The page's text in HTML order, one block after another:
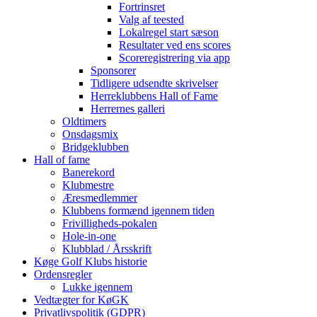
Fortrinsret
Valg af teested
Lokalregel start sæson
Resultater ved ens scores
Scoreregistrering via app
Sponsorer
Tidligere udsendte skrivelser
Herreklubbens Hall of Fame
Herrernes galleri
Oldtimers
Onsdagsmix
Bridgeklubben
Hall of fame
Banerekord
Klubmestre
Æresmedlemmer
Klubbens formænd igennem tiden
Frivilligheds-pokalen
Hole-in-one
Klubblad / Årsskrift
Køge Golf Klubs historie
Ordensregler
Lukke igennem
Vedtægter for KøGK
Privatlivspolitik (GDPR)